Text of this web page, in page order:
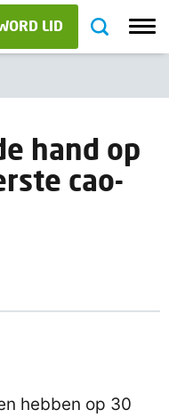
LID
hand op
cao-
hebben op 30